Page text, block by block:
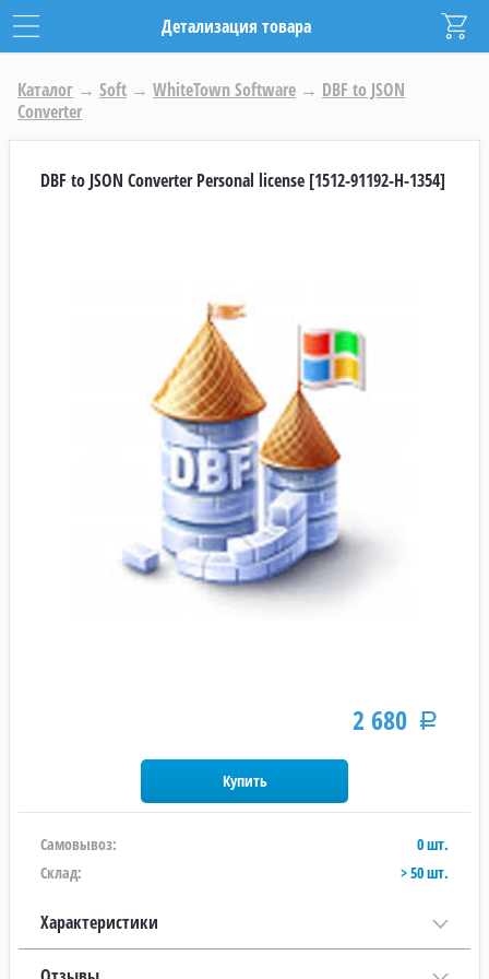
Детализация товара
Каталог → Soft → WhiteTown Software → DBF to JSON
Converter
DBF to JSON Converter Personal license [1512-91192-H-1354]
2 680 Р
Самовывоз:
0 шт.
Склад:
> 50 шт.
Характеристики